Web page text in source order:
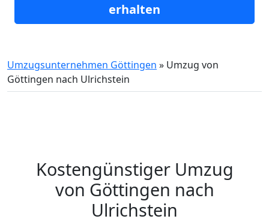
erhalten
Umzugsunternehmen Göttingen » Umzug von
Göttingen nach Ulrichstein
Kostengünstiger Umzug
von Göttingen nach
Ulrichstein